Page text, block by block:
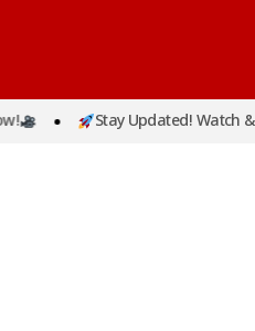
Stay Updated! Watch &